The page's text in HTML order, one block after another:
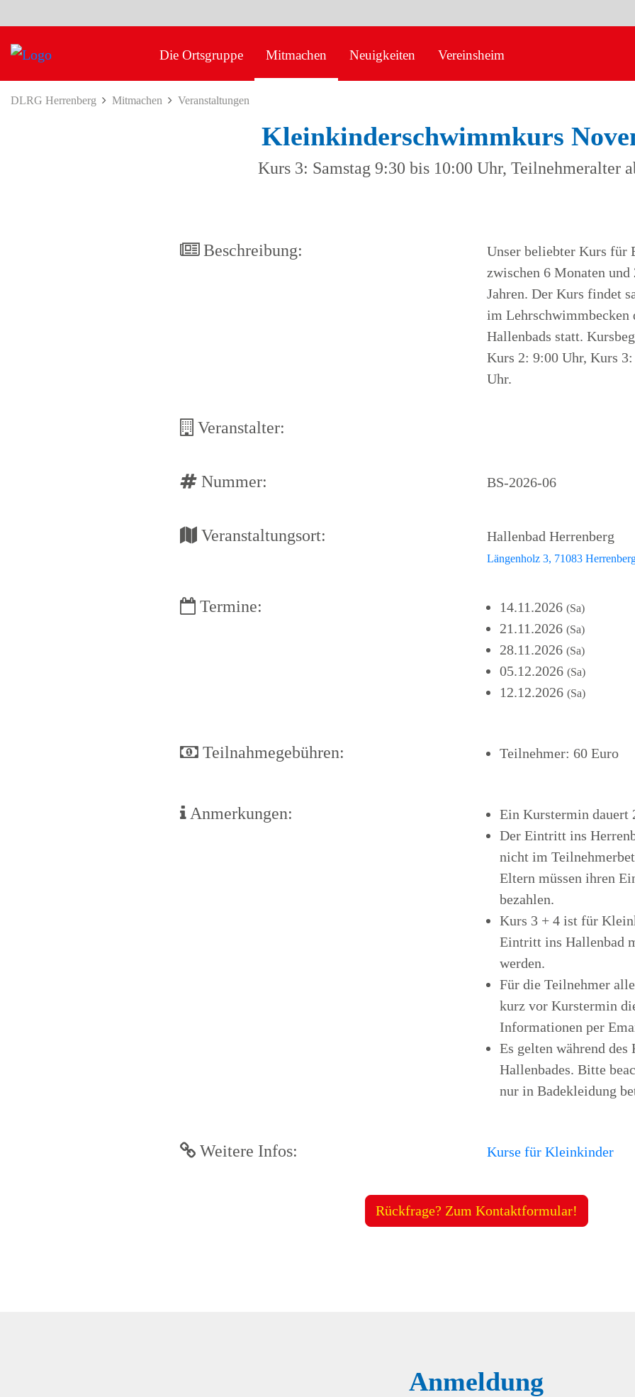
Die Ortsgruppe Mitmachen Neuigkeiten Vereinsheim
DLRG Herrenberg Mitmachen Veranstaltungen
Kleinkinderschwimmkurs
Kurs 3: Samstag 9:30 bis 10:00 Uhr, Teilnehmeralter
Beschreibung:
Unser beliebter Kurs für
zwischen 6 Monaten und
Jahren. Der Kurs findet
im Lehrschwimmbecken
Hallenbads statt.
Kurs 2: 9:00 Uhr, Kurs
Uhr.
Veranstalter:
Nummer: BS-2026-06
Veranstaltungsort: Hallenbad Herrenberg
Längenholz 3, 71083
Termine: 14.11.2026 (Sa)
21.11.2026 (Sa)
28.11.2026 (Sa)
05.12.2026 (Sa)
12.12.2026 (Sa)
Teilnahmegebühren: Teilnehmer: 60 Euro
Anmerkungen:
Ein Kurstermin dauert
Der Eintritt ins
nicht im
Eltern müssen ihren
bezahlen.
Kurs 3 + 4 ist für
Eintritt ins Hallenbad
werden.
Für die Teilnehmer
kurz vor Kurstermin
Informationen per
Es gelten während des
Hallenbades. Bitte
nur in Badekleidung
Weitere Infos: Kurse für Kleinkinder
Rückfrage? Zum Kontaktformular!
Anmeldung